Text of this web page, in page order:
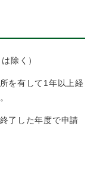
除く）
を有して1年以上経
了した年度で申請